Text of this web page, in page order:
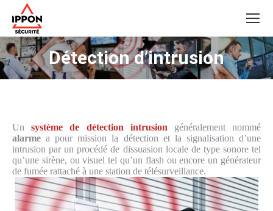
Détection d’intrusion
Unsystème de détection intrusion généralement nommé
alarme a pour mission la détection et la signalisation d’une
intrusion par un procédé de dissuasion locale de type sonore tel
qu’une sirène, ou visuel tel qu’un flash ou encore un générateur
de fumée rattaché à une station de télésurveillance.